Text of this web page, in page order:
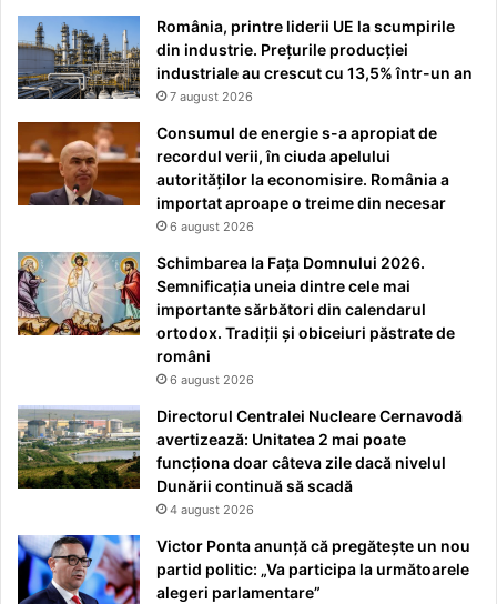
România, printre liderii UE la scumpirile
din industrie. Prețurile producției
industriale au crescut cu 13,5% într-un an
7 august 2026
Consumul de energie s-a apropiat de
recordul verii, în ciuda apelului
autorităților la economisire. România a
importat aproape o treime din necesar
6 august 2026
Schimbarea la Fața Domnului 2026.
Semnificația uneia dintre cele mai
importante sărbători din calendarul
ortodox. Tradiții și obiceiuri păstrate de
români
6 august 2026
Directorul Centralei Nucleare Cernavodă
avertizează: Unitatea 2 mai poate
funcționa doar câteva zile dacă nivelul
Dunării continuă să scadă
4 august 2026
Victor Ponta anunță că pregătește un nou
partid politic: „Va participa la următoarele
alegeri parlamentare”